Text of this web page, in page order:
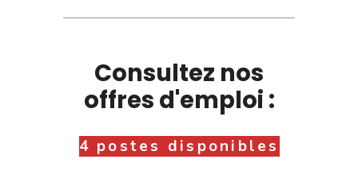
Consultez nos
offres d'emploi :
4 postes disponibles